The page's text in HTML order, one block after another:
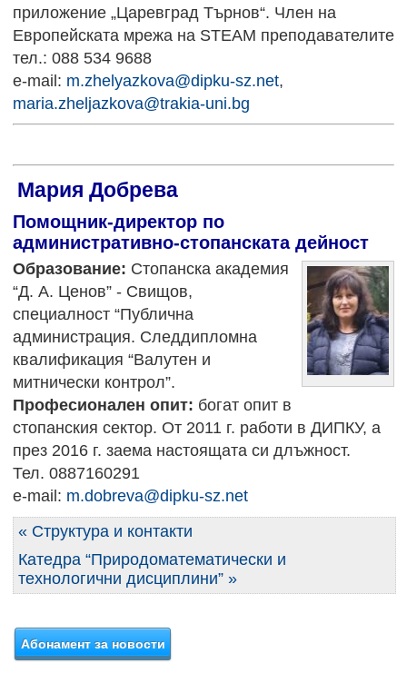
приложение „Царевград Търнов“. Член на
Европейската мрежа на STEAM преподавателите
тел.: 088 534 9688
e-mail: m.zhelyazkova@dipku-sz.net,
maria.zheljazkova@trakia-uni.bg
Мария Добрева
Помощник-директор по
административно-стопанската дейност
Образование: Стопанска академия
“Д. А. Ценов” - Свищов,
специалност “Публична
администрация. Следдипломна
квалификация “Валутен и
митнически контрол”.
Професионален опит: богат опит в
стопанския сектор. От 2011 г. работи в ДИПКУ, а
през 2016 г. заема настоящата си длъжност.
Тел. 0887160291
e-mail: m.dobreva@dipku-sz.net
« Структура и контакти
Катедра “Природоматематически и
технологични дисциплини” »